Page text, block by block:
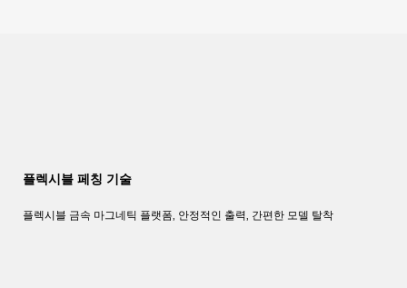
플렉시블 페칭 기술
플렉시블 금속 마그네틱 플랫폼, 안정적인 출력, 간편한 모델 탈착